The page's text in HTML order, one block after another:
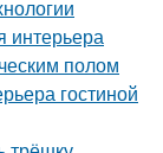
интерьера
полом
гостиной